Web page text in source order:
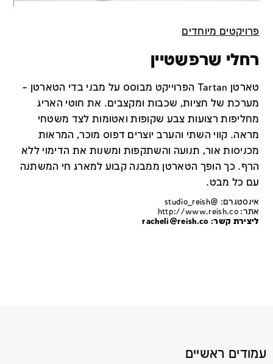
פרויקטים מיוחדים
רחלי שרפשטיין
טארטן Tartan הפרוייקט מבוסס על מבני בדי הטארטן –
מערכת של חציות, שכבות ומקצבים. את חוטי האריג
מחליפות רצועות צבע שקופות ואטומות לצד משטחי
מראה. קווי השתי והערב יוצרים דפוס מוכר, המראות
מכניסות אור, תנועה והשתקפות ומשנות את הדימוי ללא
הרף. כך הופך הטארטן ממבנה קבוע למארג חי המשתנה
עם כל מבט.
אינסטגרם: @studio_reish
אתר: http://www.reish.co
ליצירת קשר: racheli@reish.co
עמודים ראשיים